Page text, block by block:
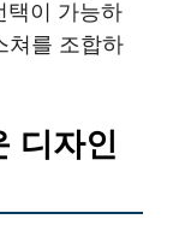
택이 가능하
쳐를 조합하
디자인